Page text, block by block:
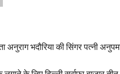
अनुराग भदौरिया की सिंगर पत्नी